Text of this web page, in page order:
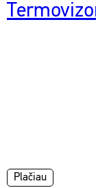
Plačiau